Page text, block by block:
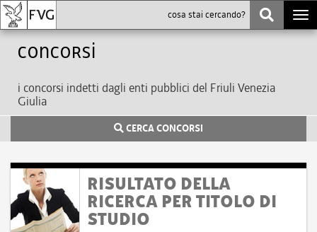
Concorsi
i concorsi indetti dagli enti pubblici del Friuli Venezia
Giulia
CERCA CONCORSI
RISULTATO DELLA
RICERCA PER TITOLO DI
STUDIO